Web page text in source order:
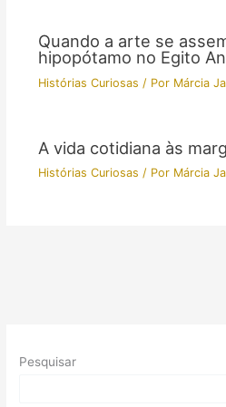
Quando a arte se
hipopótamo no Egito
Histórias Curiosas / Por Márcia
A vida cotidiana às
Histórias Curiosas / Por Márcia
Pesquisar